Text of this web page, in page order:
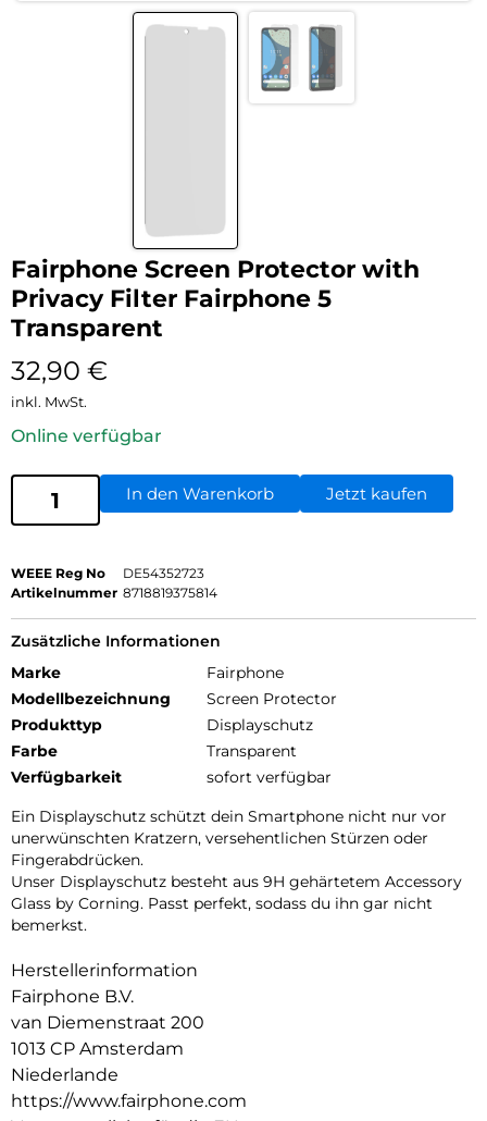
Fairphone Screen Protector with
Privacy Filter Fairphone 5
Transparent
32,90 €
inkl. MwSt.
Online verfügbar
In den Warenkorb Jetzt kaufen
WEEE Reg No
DE54352723
Artikelnummer 8718819375814
Zusätzliche Informationen
Marke
Fairphone
Modellbezeichnung
Screen Protector
Produkttyp
Displayschutz
Farbe
Transparent
Verfügbarkeit
sofort verfügbar
Ein Displayschutz schützt dein Smartphone nicht nur vor
unerwünschten Kratzern, versehentlichen Stürzen oder
Fingerabdrücken.
Unser Displayschutz besteht aus 9H gehärtetem Accessory
Glass by Corning. Passt perfekt, sodass du ihn gar nicht
bemerkst.
Herstellerinformation
Fairphone B.V.
van Diemenstraat 200
1013 CP Amsterdam
Niederlande
https://www.fairphone.com